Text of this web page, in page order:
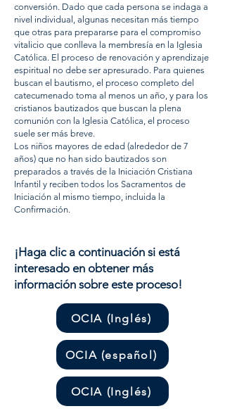
conversión. Dado que cada persona se indaga a
nivel individual, algunas necesitan más tiempo
que otras para prepararse para el compromiso
vitalicio que conlleva la membresía en la Iglesia
Católica. El proceso de renovación y aprendizaje
espiritual no debe ser apresurado. Para quienes
buscan el bautismo, el proceso completo del
catecumenado toma al menos un año, y para los
cristianos bautizados que buscan la plena
comunión con la Iglesia Católica, el proceso
suele ser más breve.
Los niños mayores de edad (alrededor de 7
años) que no han sido bautizados son
preparados a través de la Iniciación Cristiana
Infantil y reciben todos los Sacramentos de
Iniciación al mismo tiempo, incluida la
Confirmación.
¡Haga clic a continuación si está
interesado en obtener más
información sobre este proceso!
OCIA (Inglés)
OCIA (español)
OCIA (Inglés)